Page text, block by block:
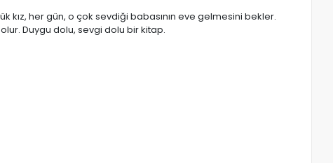
kız, her gün, o çok sevdiği babasının eve gelmesini bekler.
Duygu dolu, sevgi dolu bir kitap.